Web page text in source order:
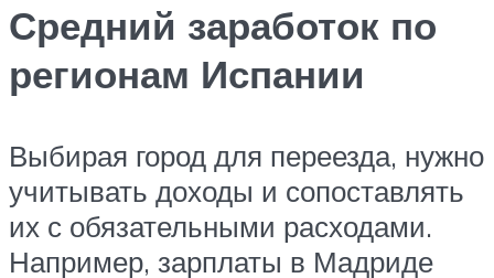
Средний заработок по
регионам Испании
Выбирая город для переезда, нужно
учитывать доходы и сопоставлять
их с обязательными расходами.
Например, зарплаты в Мадриде